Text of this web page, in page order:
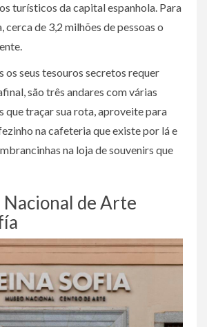
turísticos da capital espanhola. Para
cerca de 3,2 milhões de pessoas o
os seus tesouros secretos requer
são três andares com várias
que traçar sua rota, aproveite para
na cafeteria que existe por lá e
na loja de souvenirs que
Nacional de Arte